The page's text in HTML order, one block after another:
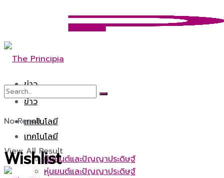
ข่าว
เทคโนโลยี
หุ่นยนต์และปัญญาประดิษฐ์
ข่าว
เทคโนโลยี
หุ่นยนต์และปัญญาประดิษฐ์
No Result
View All Result
Wishlist